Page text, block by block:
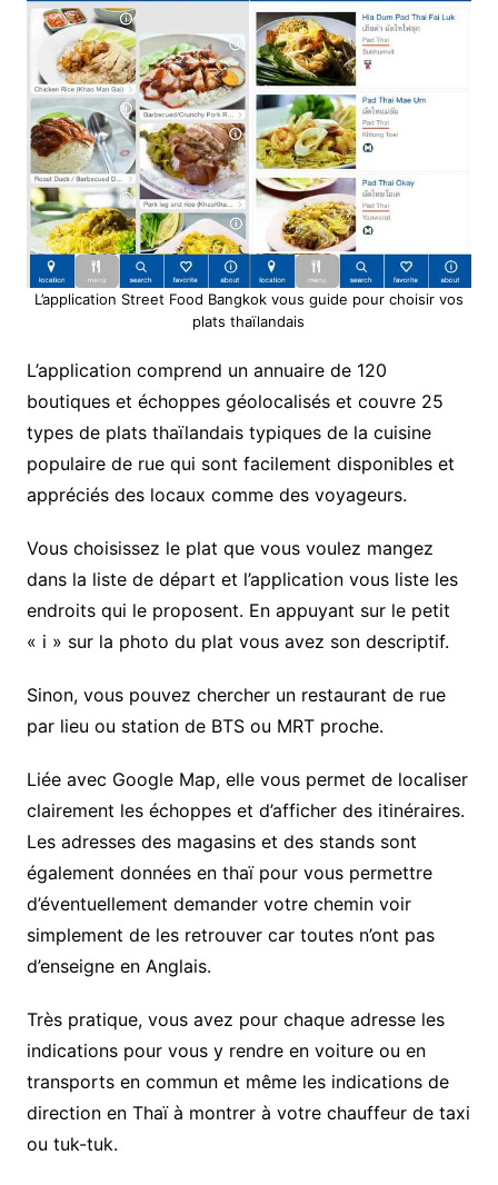
L’application Street Food Bangkok vous guide pour choisir vos
plats thaïlandais
L’application comprend un annuaire de 120
boutiques et échoppes géolocalisés et couvre 25
types de plats thaïlandais typiques de la cuisine
populaire de rue qui sont facilement disponibles et
appréciés des locaux comme des voyageurs.
Vous choisissez le plat que vous voulez mangez
dans la liste de départ et l’application vous liste les
endroits qui le proposent. En appuyant sur le petit
« i » sur la photo du plat vous avez son descriptif.
Sinon, vous pouvez chercher un restaurant de rue
par lieu ou station de BTS ou MRT proche.
Liée avec Google Map, elle vous permet de localiser
clairement les échoppes et d’afficher des itinéraires.
Les adresses des magasins et des stands sont
également données en thaï pour vous permettre
d’éventuellement demander votre chemin voir
simplement de les retrouver car toutes n’ont pas
d’enseigne en Anglais.
Très pratique, vous avez pour chaque adresse les
indications pour vous y rendre en voiture ou en
transports en commun et même les indications de
direction en Thaï à montrer à votre chauffeur de taxi
ou tuk-tuk.